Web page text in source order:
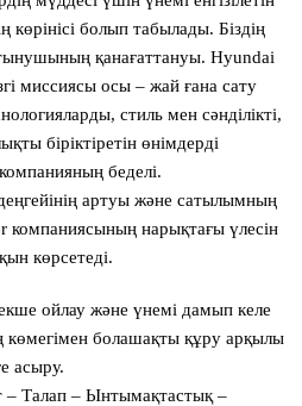
көрінісі болып табылады. Біздің
қанағаттануы. Hyundai
миссиясы осы – жай ғана сату
стиль мен сәнділікті,
біріктіретін өнімдерді
беделі.
артуы және сатылымның
компаниясының нарықтағы үлесін
көрсетеді.
ойлау және үнемі дамып келе
болашақты құру арқылы
асыру.
– Талап – Ынтымақтастық –